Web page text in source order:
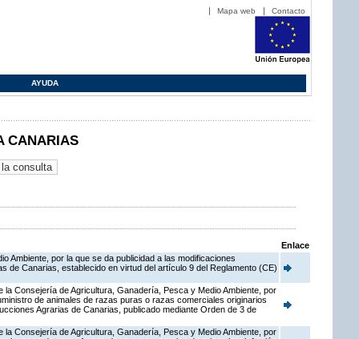
Mapa web Contacto
AYUDA
CANARIAS
Enlace
Ambiente, por la que se da publicidad a las modificaciones
de Canarias, establecido en virtud del artículo 9 del Reglamento (CE)
Consejería de Agricultura, Ganadería, Pesca y Medio Ambiente, por
de animales de razas puras o razas comerciales originarios
Agrarias de Canarias, publicado mediante Orden de 3 de
Consejería de Agricultura, Ganadería, Pesca y Medio Ambiente, por